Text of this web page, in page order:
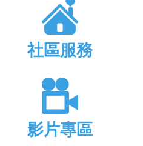
社區服務
影片專區